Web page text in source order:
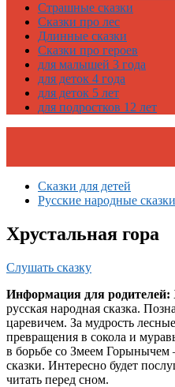
Страшные сказки
Сказки про лес
Длинные сказки
Сказки про героев
для малышей 3 года
для деток 4 года
для деток 5 лет
для подростков 12 лет
Сказки для детей
Русские народные сказки
Хрустальная гора
Слушать сказку
Информация для родителей:
русская народная сказка.
царевичем. За мудрость
превращения в сокола и
в борьбе со Змеем Горынычем
сказки. Интересно будет
читать перед сном.